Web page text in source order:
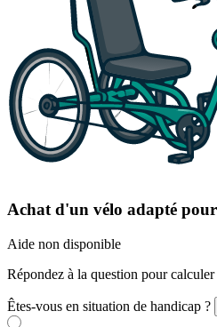
Achat d'un vélo adapté
Aide non disponible
Répondez à la question pour
Êtes-vous en situation de handicap ?